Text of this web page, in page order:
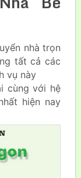
nhà trọn
tất cả các
vụ này
cùng với hệ
hiện nay